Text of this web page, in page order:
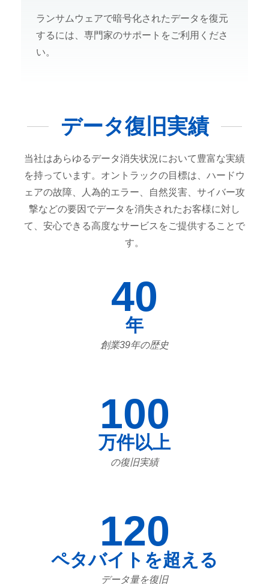
ランサムウェアで暗号化されたデータを復元
するには、専門家のサポートをご利用くださ
い。
データ復旧実績
当社はあらゆるデータ消失状況において豊富な実績
を持っています。オントラックの目標は、ハードウ
ェアの故障、人為的エラー、自然災害、サイバー攻
撃などの要因でデータを消失されたお客様に対し
て、安心できる高度なサービスをご提供することで
す。
40
年
創業39年の歴史
100
万件以上
の復旧実績
120
ペタバイトを超える
データ量を復旧